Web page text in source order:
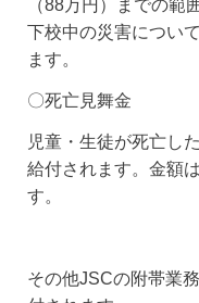
（88万円）までの範
下校中の災害につい
ます。
〇死亡見舞金
児童・生徒が死亡し
給付されます。金額
す。
その他JSCの附帯業